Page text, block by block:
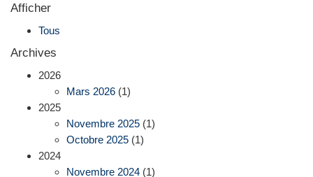
Afficher
Tous
Archives
2026
Mars 2026 (1)
2025
Novembre 2025 (1)
Octobre 2025 (1)
2024
Novembre 2024 (1)